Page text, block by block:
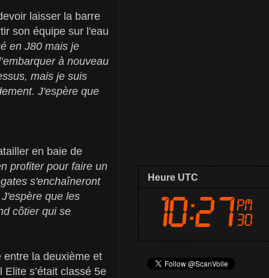
laisser la barre
son équipe sur l'eau
en J80 mais je
à nouveau
mais je suis
J'espère que
en baie de
profiter pour faire un
s'enchaîneront
que les
côtier qui se
entre la deuxième et
s’était classé 5e
Heure UTC